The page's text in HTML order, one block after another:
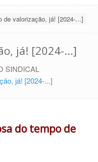
de valorização, já! [2024-...]
já! [2024-...]
SINDICAL
já! [2024-...]
do tempo de